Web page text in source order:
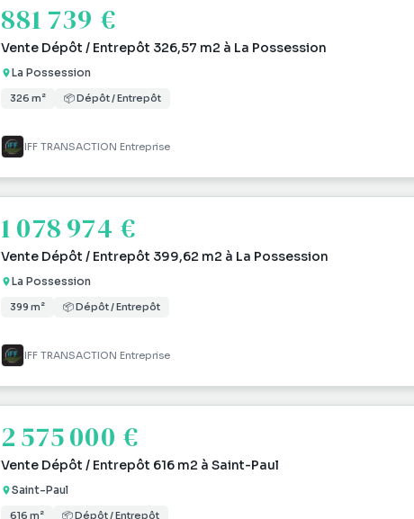
881 739 €
Vente Dépôt / Entrepôt 326,57 m2 à La Possession
La Possession
326 m² 📦 Dépôt / Entrepôt
IFF TRANSACTION Entreprise
1 078 974 €
Vente Dépôt / Entrepôt 399,62 m2 à La Possession
La Possession
399 m² 📦 Dépôt / Entrepôt
IFF TRANSACTION Entreprise
2 575 000 €
Vente Dépôt / Entrepôt 616 m2 à Saint-Paul
Saint-Paul
616 m² 📦 Dépôt / Entrepôt